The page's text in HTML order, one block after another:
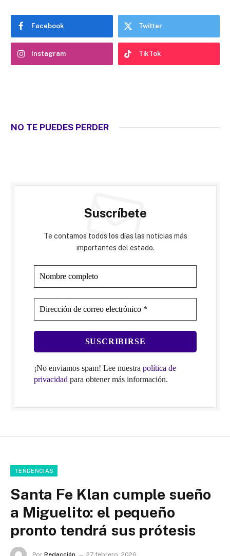
Facebook Twitter
Instagram TikTok
NO TE PUEDES PERDER
Suscríbete
Te contamos todos los días las noticias más
importantes del estado.
¡No enviamos spam! Lee nuestra política de
privacidad para obtener más información.
TENDENCIAS
Santa Fe Klan cumple sueño
a Miguelito: el pequeño
pronto tendrá sus prótesis